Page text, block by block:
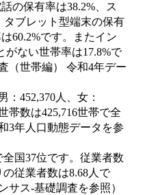
の保有率は38.2%、ス
タブレット型端末の保有
60.2%です。またイン
がない世帯率は17.8%で
（世帯編） 令和4年デー
：452,370人、女：
帯数は425,716世帯で全
3年人口動態データを参
国37位です。従業者数
の従業者数は8.68人で
サス‐基礎調査を参照）